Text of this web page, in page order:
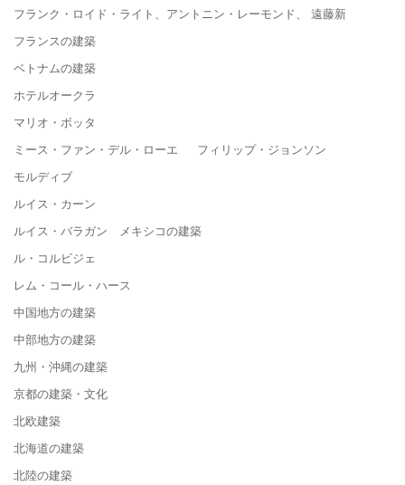
フランク・ロイド・ライト、アントニン・レーモンド、 遠藤新
フランスの建築
ベトナムの建築
ホテルオークラ
マリオ・ボッタ
ミース・ファン・デル・ローエ フィリップ・ジョンソン
モルディブ
ルイス・カーン
ルイス・バラガン メキシコの建築
ル・コルビジェ
レム・コール・ハース
中国地方の建築
中部地方の建築
九州・沖縄の建築
京都の建築・文化
北欧建築
北海道の建築
北陸の建築